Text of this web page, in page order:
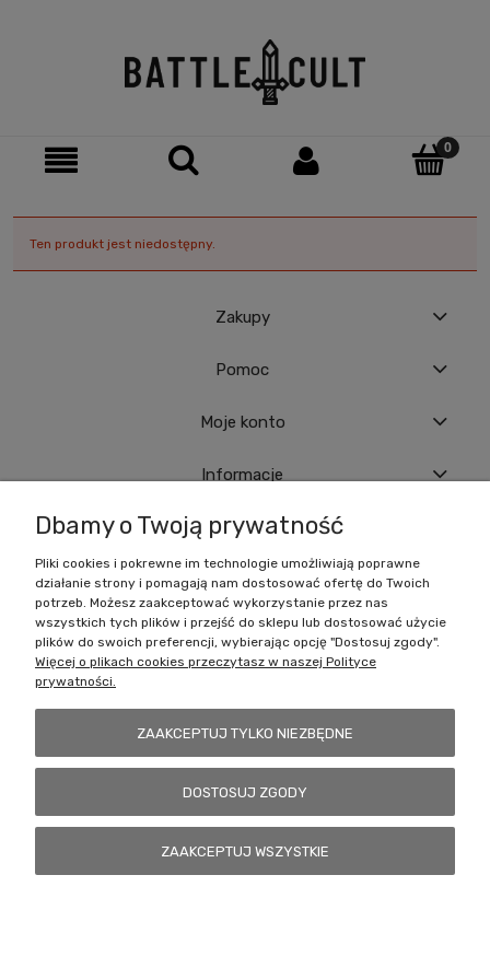
Ten produkt jest niedostępny.
Zakupy
Pomoc
Moje konto
Informacje
Battlecult | ul. Benedykta Dybowskiego 45/7, 41-208 Sosnowiec, woj.
śląskie | Email:kontakt@battlecult.plTel.: 669966242 | NIP:
6443563610 REGON: 520502331
POKAŻ PEŁNĄ WERSJĘ STRONY
Dbamy o Twoją prywatność
Pliki cookies i pokrewne im technologie umożliwiają poprawne
działanie strony i pomagają nam dostosować ofertę do Twoich
potrzeb. Możesz zaakceptować wykorzystanie przez nas
wszystkich tych plików i przejść do sklepu lub dostosować użycie
plików do swoich preferencji, wybierając opcję "Dostosuj zgody".
Więcej o plikach cookies przeczytasz w naszej Polityce
prywatności.
ZAAKCEPTUJ TYLKO NIEZBĘDNE
DOSTOSUJ ZGODY
ZAAKCEPTUJ WSZYSTKIE